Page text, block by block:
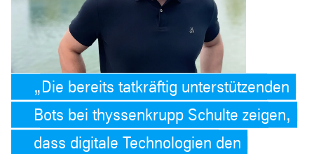
Die bereits tatkräftig unterstützenden
Bots bei thyssenkrupp Schulte zeigen,
dass digitale Technologien den